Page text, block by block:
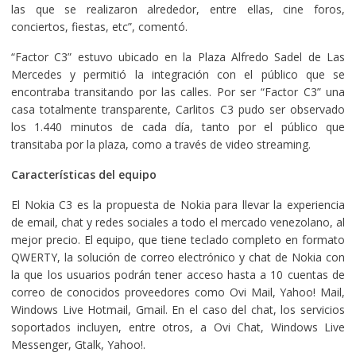
las que se realizaron alrededor, entre ellas, cine foros,
conciertos, fiestas, etc”, comentó.
“Factor C3” estuvo ubicado en la Plaza Alfredo Sadel de Las
Mercedes y permitió la integración con el público que se
encontraba transitando por las calles. Por ser “Factor C3” una
casa totalmente transparente, Carlitos C3 pudo ser observado
los 1.440 minutos de cada día, tanto por el público que
transitaba por la plaza, como a través de video streaming.
Características del equipo
El Nokia C3 es la propuesta de Nokia para llevar la experiencia
de email, chat y redes sociales a todo el mercado venezolano, al
mejor precio. El equipo, que tiene teclado completo en formato
QWERTY, la solución de correo electrónico y chat de Nokia con
la que los usuarios podrán tener acceso hasta a 10 cuentas de
correo de conocidos proveedores como Ovi Mail, Yahoo! Mail,
Windows Live Hotmail, Gmail. En el caso del chat, los servicios
soportados incluyen, entre otros, a Ovi Chat, Windows Live
Messenger, Gtalk, Yahoo!.